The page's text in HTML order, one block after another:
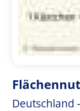
Deutschland